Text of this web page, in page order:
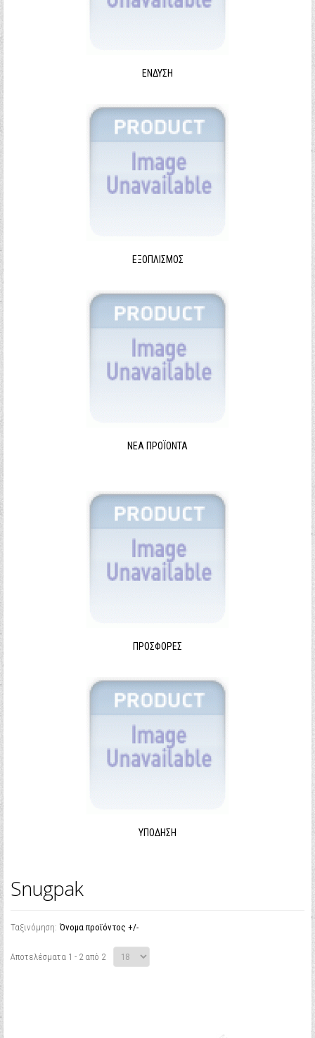
ΈΝΔΥΣΗ
ΕΞΟΠΛΙΣΜΌΣ
ΝΈΑ ΠΡΟΪΌΝΤΑ
ΠΡΟΣΦΟΡΈΣ
ΥΠΌΔΗΣΗ
Snugpak
Ταξινόμηση: Όνομα προϊόντος +/-
Αποτελέσματα 1 - 2 από 2